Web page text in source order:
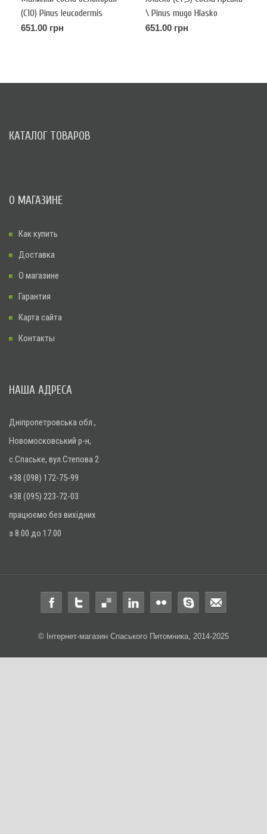
(С10) Pinus leucodermis
Malinki h-50,d-30
651.00 грн
\ Pinus mugo Hlasko
651.00 грн
КАТАЛОГ ТОВАРОВ
О МАГАЗИНЕ
Как купить
Доставка
О магазине
Гарантия
Карта сайта
Контакты
НАША АДРЕСА
Дніпропетровська обл.,
Новомосковський р-н,
с.Спаське, вул.Степова 2
+38 (098) 172-75-99
+38 (095) 223-72-03
працюємо без вихідних
з 8.00 до 17.00
© Інтернет-магазин Спаського Питомника, 2014-2025